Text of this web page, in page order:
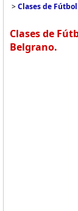
>Clases de
Clases de
Belgrano.